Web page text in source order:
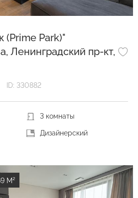
Park)"
Ленинградский пр-кт,
ID: 330882
3 комнаты
Дизайнерский
М²